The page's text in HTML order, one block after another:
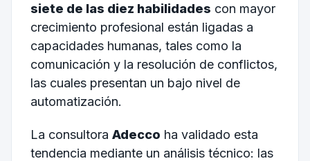
siete de las diez habilidades con mayor
crecimiento profesional están ligadas a
capacidades humanas, tales como la
comunicación y la resolución de conflictos,
las cuales presentan un bajo nivel de
automatización.
La consultora Adecco ha validado esta
tendencia mediante un análisis técnico: las